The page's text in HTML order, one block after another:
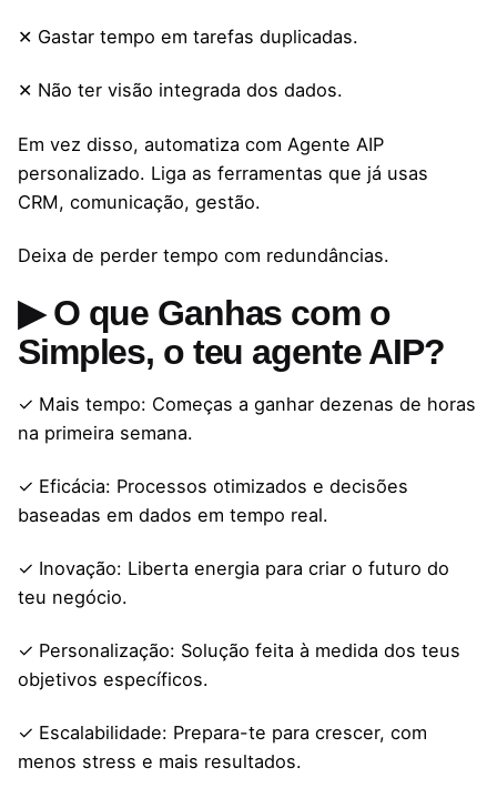
✕ Gastar tempo em tarefas duplicadas.
✕ Não ter visão integrada dos dados.
Em vez disso, automatiza com Agente AIP
personalizado. Liga as ferramentas que já usas
CRM, comunicação, gestão.
Deixa de perder tempo com redundâncias.
▶ O que Ganhas com o
Simples, o teu agente AIP?
✓ Mais tempo: Começas a ganhar dezenas de horas
na primeira semana.
✓ Eficácia: Processos otimizados e decisões
baseadas em dados em tempo real.
✓ Inovação: Liberta energia para criar o futuro do
teu negócio.
✓ Personalização: Solução feita à medida dos teus
objetivos específicos.
✓ Escalabilidade: Prepara-te para crescer, com
menos stress e mais resultados.